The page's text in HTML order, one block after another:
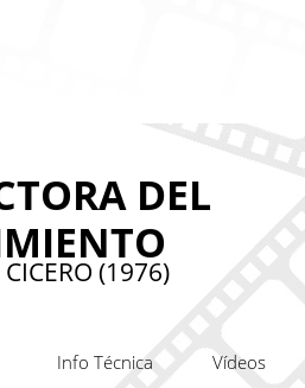
DEL
(1976)
Info Técnica Vídeos